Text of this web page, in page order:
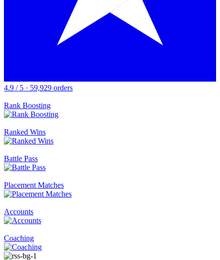
4.9 / 5 · 59,929 orders
Rank Boosting
Ranked Wins
Battle Pass
Placement Matches
Accounts
Coaching